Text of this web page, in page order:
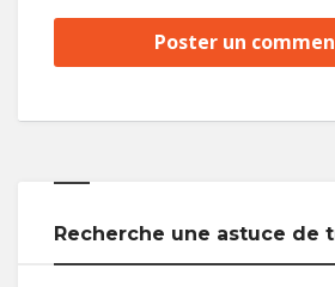
Recherche une astuce de